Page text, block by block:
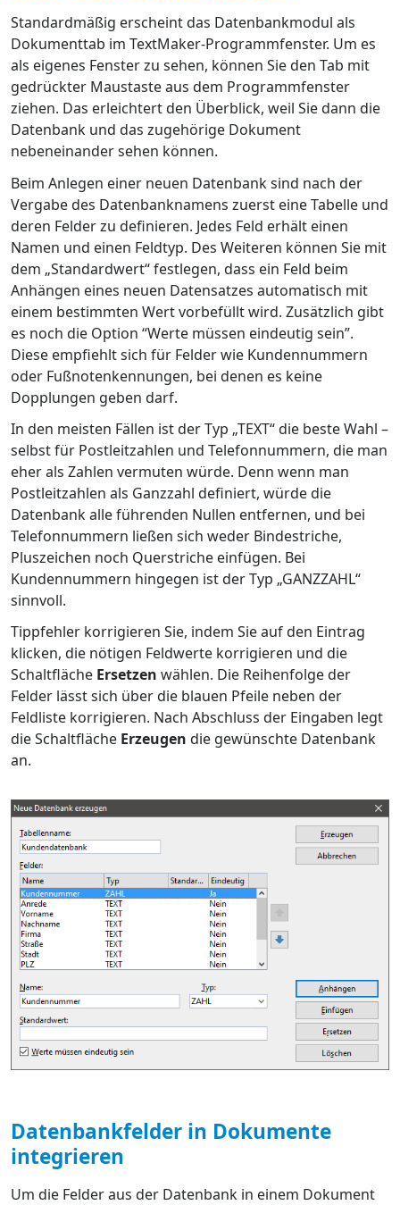
Standardmäßig erscheint das Datenbankmodul als
Dokumenttab im TextMaker-Programmfenster. Um es
als eigenes Fenster zu sehen, können Sie den Tab mit
gedrückter Maustaste aus dem Programmfenster
ziehen. Das erleichtert den Überblick, weil Sie dann die
Datenbank und das zugehörige Dokument
nebeneinander sehen können.
Beim Anlegen einer neuen Datenbank sind nach der
Vergabe des Datenbanknamens zuerst eine Tabelle und
deren Felder zu definieren. Jedes Feld erhält einen
Namen und einen Feldtyp. Des Weiteren können Sie mit
dem „Standardwert“ festlegen, dass ein Feld beim
Anhängen eines neuen Datensatzes automatisch mit
einem bestimmten Wert vorbefüllt wird. Zusätzlich gibt
es noch die Option “Werte müssen eindeutig sein”.
Diese empfiehlt sich für Felder wie Kundennummern
oder Fußnotenkennungen, bei denen es keine
Dopplungen geben darf.
In den meisten Fällen ist der Typ „TEXT“ die beste Wahl –
selbst für Postleitzahlen und Telefonnummern, die man
eher als Zahlen vermuten würde. Denn wenn man
Postleitzahlen als Ganzzahl definiert, würde die
Datenbank alle führenden Nullen entfernen, und bei
Telefonnummern ließen sich weder Bindestriche,
Pluszeichen noch Querstriche einfügen. Bei
Kundennummern hingegen ist der Typ „GANZZAHL“
sinnvoll.
Tippfehler korrigieren Sie, indem Sie auf den Eintrag
klicken, die nötigen Feldwerte korrigieren und die
Schaltfläche Ersetzen wählen. Die Reihenfolge der
Felder lässt sich über die blauen Pfeile neben der
Feldliste korrigieren. Nach Abschluss der Eingaben legt
die Schaltfläche Erzeugen die gewünschte Datenbank
an.
Datenbankfelder in Dokumente
integrieren
Um die Felder aus der Datenbank in einem Dokument